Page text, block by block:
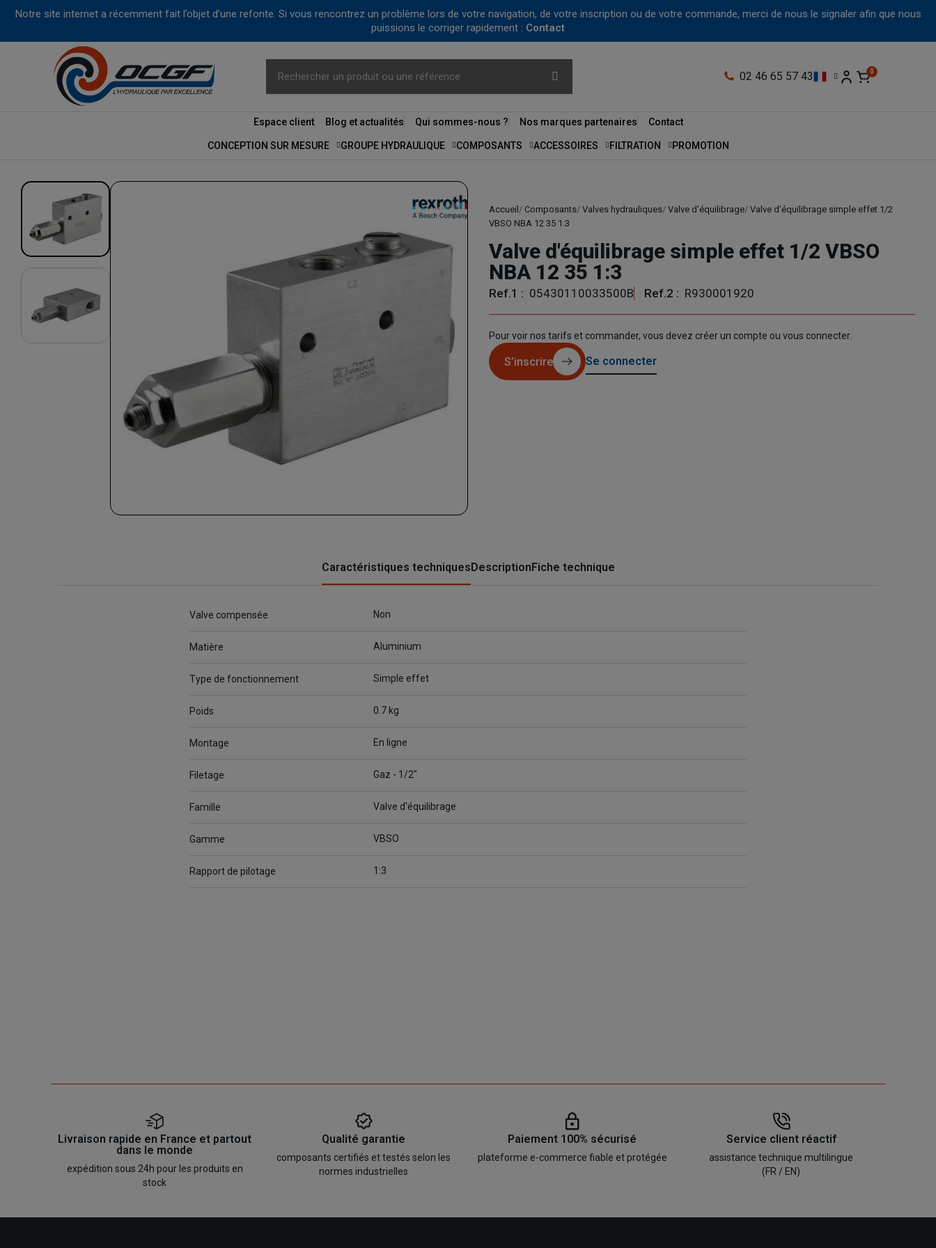
Notre site internet a récemment fait l’objet d’une refonte. Si vous rencontrez un problème lors de votre navigation, de votre inscription ou de votre commande, merci de nous le signaler afin que nous
puissions le corriger rapidement : Contact
02 46 65 57 43
Espace client Blog et actualités Qui sommes-nous ? Nos marques partenaires Contact
CONCEPTION SUR MESURE GROUPE HYDRAULIQUE COMPOSANTS ACCESSOIRES FILTRATION PROMOTION
Accueil Composants Valves hydrauliques Valve d'équilibrage Valve d'équilibrage simple effet 1/2
VBSO NBA 12 35 1:3
Valve d'équilibrage simple effet 1/2 VBSO
NBA 12 35 1:3
Ref.1 : 05430110033500B Ref.2 : R930001920
Pour voir nos tarifs et commander, vous devez créer un compte ou vous connecter.
S’inscrire Se connecter
Caractéristiques techniquesDescriptionFiche technique
Valve compensée Non
Matière Aluminium
Type de fonctionnement Simple effet
Poids 0.7 kg
Montage En ligne
Filetage Gaz - 1/2"
Famille Valve d'équilibrage
Gamme VBSO
Rapport de pilotage 1:3
Livraison rapide en France et partout
dans le monde
expédition sous 24h pour les produits en
stock
Qualité garantie
composants certifiés et testés selon les
normes industrielles
Paiement 100% sécurisé
plateforme e-commerce fiable et protégée
Service client réactif
assistance technique multilingue
(FR / EN)